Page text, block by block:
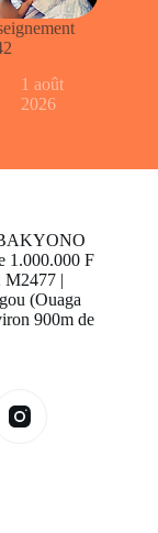
1 août
2026
BAKYONO
1.000.000 F
M2477 |
(Ouaga
900m de